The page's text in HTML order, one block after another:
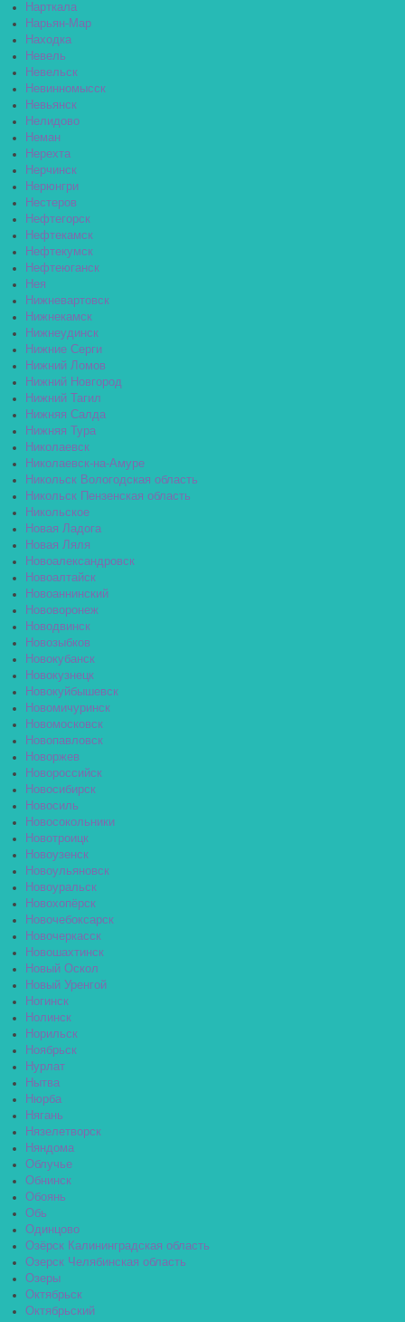
Нарткала
Нарьян-Мар
Находка
Невель
Невельск
Невинномысск
Невьянск
Нелидово
Неман
Нерехта
Нерчинск
Нерюнгри
Нестеров
Нефтегорск
Нефтекамск
Нефтекумск
Нефтеюганск
Нея
Нижневартовск
Нижнекамск
Нижнеудинск
Нижние Серги
Нижний Ломов
Нижний Новгород
Нижний Тагил
Нижняя Салда
Нижняя Тура
Николаевск
Николаевск-на-Амуре
Никольск Вологодская область
Никольск Пензенская область
Никольское
Новая Ладога
Новая Ляля
Новоалександровск
Новоалтайск
Новоаннинский
Нововоронеж
Новодвинск
Новозыбков
Новокубанск
Новокузнецк
Новокуйбышевск
Новомичуринск
Новомосковск
Новопавловск
Новоржев
Новороссийск
Новосибирск
Новосиль
Новосокольники
Новотроицк
Новоузенск
Новоульяновск
Новоуральск
Новохопёрск
Новочебоксарск
Новочеркасск
Новошахтинск
Новый Оскол
Новый Уренгой
Ногинск
Нолинск
Норильск
Ноябрьск
Нурлат
Нытва
Нюрба
Нягань
Нязелетворск
Няндома
Облучье
Обнинск
Обоянь
Обь
Одинцово
Озёрск Калининградская область
Озерск Челябинская область
Озеры
Октябрьск
Октябрьский